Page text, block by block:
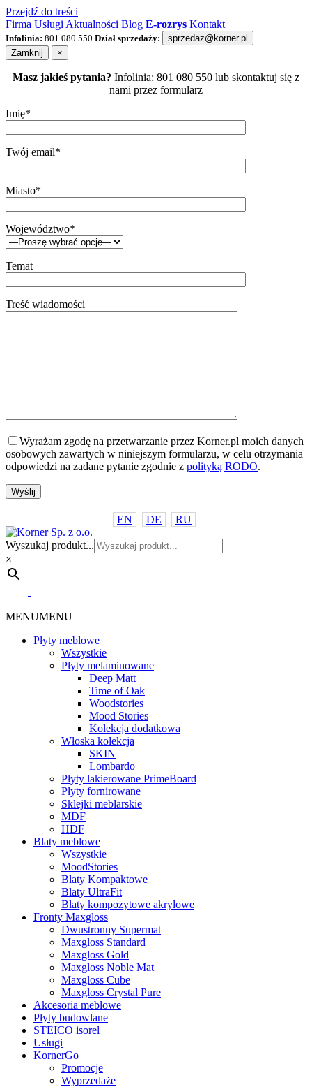
Przejdź do treści
Firma Usługi Aktualności Blog E-rozrys Kontakt
Infolinia: 801 080 550 Dział sprzedaży:
sprzedaz@korner.pl
Zamknij
×
Masz jakieś pytania? Infolinia: 801 080 550 lub skontaktuj się z
nami przez formularz
Imię*
Twój email*
Miasto*
Województwo*
Temat
Treść wiadomości
Wyrażam zgodę na przetwarzanie przez Korner.pl moich danych
osobowych zawartych w niniejszym formularzu, w celu otrzymania
odpowiedzi na zadane pytanie zgodnie z polityką RODO.
EN DE RU
Wyszukaj produkt...
×
MENUMENU
Płyty meblowe
Wszystkie
Płyty melaminowane
Deep Matt
Time of Oak
Woodstories
Mood Stories
Kolekcja dodatkowa
Włoska kolekcja
SKIN
Lombardo
Płyty lakierowane PrimeBoard
Płyty fornirowane
Sklejki meblarskie
MDF
HDF
Blaty meblowe
Wszystkie
MoodStories
Blaty Kompaktowe
Blaty UltraFit
Blaty kompozytowe akrylowe
Fronty Maxgloss
Dwustronny Supermat
Maxgloss Standard
Maxgloss Gold
Maxgloss Noble Mat
Maxgloss Cube
Maxgloss Crystal Pure
Akcesoria meblowe
Płyty budowlane
STEICO isorel
Usługi
KornerGo
Promocje
Wyprzedaże